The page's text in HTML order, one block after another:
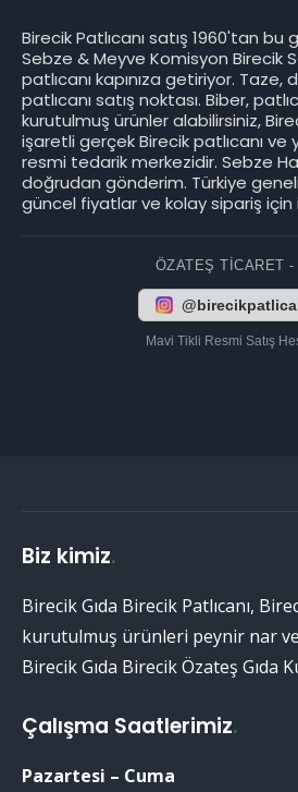
Birecik Patlıcanı satış 1960'tan
Sebze & Meyve Komisyon Birecik
patlıcanı kapınıza getiriyor. Taze,
patlıcanı satış noktası. Biber,
kurutulmuş ürünler alabilirsiniz,
işaretli gerçek Birecik patlıcanı ve
resmi tedarik merkezidir. Sebze
doğrudan gönderim. Türkiye
güncel fiyatlar ve kolay sipariş için
ÖZATEŞ TICARET -
Mavi Tikli Resmi Satış
Biz kimiz.
Birecik Gıda Birecik Patlıcanı,
kurutulmuş ürünleri peynir nar
Birecik Gıda Birecik Özateş Gıda
Çalışma Saatlerimiz.
Pazartesi – Cuma